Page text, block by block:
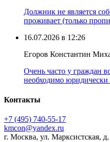
Должник не является
проживает (только
16.07.2026 в 12:26
Егоров Константин
Очень часто у граждан
необходимо юридически
Контакты
+7 (495) 740‑55‑17
kmcon@yandex.ru
г. Москва, ул. Марксистская,